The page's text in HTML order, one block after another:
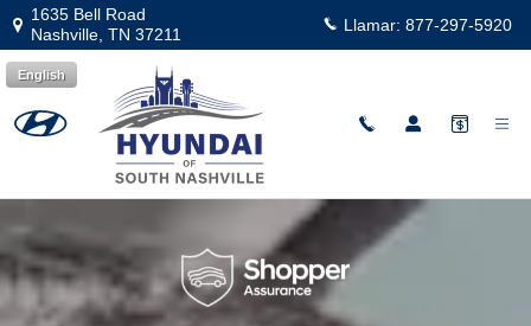
Saltar al contenido principal
Garantía para Compradores
1635 Bell Road
Nashville TN 37211 Llamar: 877-297-5920
English